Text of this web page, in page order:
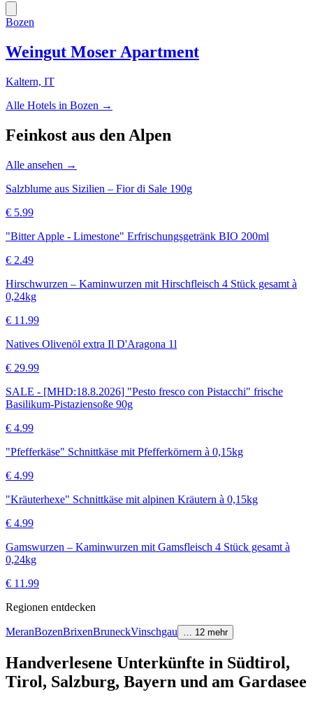
Bozen
Weingut Moser Apartment
Kaltern, IT
Alle Hotels in Bozen →
Feinkost aus den Alpen
Alle ansehen →
Salzblume aus Sizilien – Fior di Sale 190g
€ 5.99
"Bitter Apple - Limestone" Erfrischungsgetränk BIO 200ml
€ 2.49
Hirschwurzen – Kaminwurzen mit Hirschfleisch 4 Stück gesamt à
0,24kg
€ 11.99
Natives Olivenöl extra Il D'Aragona 1l
€ 29.99
SALE - [MHD:18.8.2026] "Pesto fresco con Pistacchi" frische
Basilikum-Pistaziensoße 90g
€ 4.99
"Pfefferkäse" Schnittkäse mit Pfefferkörnern à 0,15kg
€ 4.99
"Kräuterhexe" Schnittkäse mit alpinen Kräutern à 0,15kg
€ 4.99
Gamswurzen – Kaminwurzen mit Gamsfleisch 4 Stück gesamt à
0,24kg
€ 11.99
Regionen entdecken
MeranBozenBrixenBruneckVinschgau 12 mehr
Handverlesene Unterkünfte in Südtirol,
Tirol, Salzburg, Bayern und am Gardasee